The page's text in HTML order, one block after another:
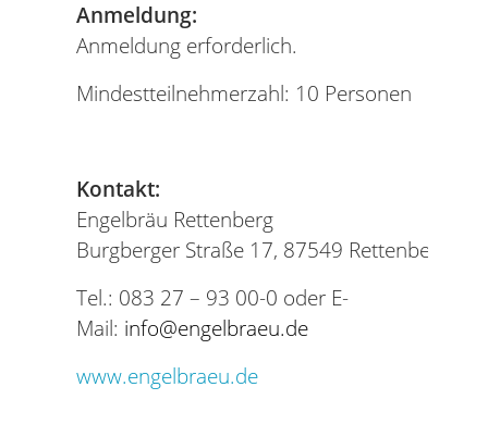
Anmeldung:
Anmeldung erforderlich.
Mindestteilnehmerzahl: 10 Personen
Kontakt:
Engelbräu Rettenberg
Burgberger Straße 17, 87549 Rettenberg /
Tel.: 083 27 – 93 00-0 oder E-
Mail: info@engelbraeu.de
www.engelbraeu.de